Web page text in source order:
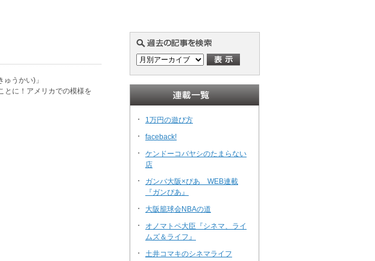
うかい)」
とに！アメリカでの模様を
・
1万円の遊び方
・
faceback!
・
ケンドーコバヤシのたまらない
店
・
ガンバ大阪×ぴあ WEB連載
『ガンぴあ』
・
大阪籠球会NBAの道
・
オノマトペ大臣『シネマ、ライ
ムズ＆ライフ』
・
土井コマキのシネマライフ